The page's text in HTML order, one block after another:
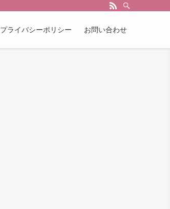
プライバシーポリシー お問い合わせ